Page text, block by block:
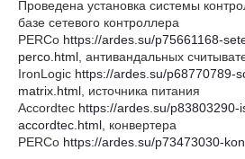
Проведена установка системы
базе сетевого контроллера
PERCo https://ardes.su/p75661168-
perco.html , антивандальных
IronLogic https://ardes.su/p68770789-
matrix.html , источника питания
Accordtec https://ardes.su/p83803290-
accordtec.html , конвертера
PERCo https://ardes.su/p73473030-